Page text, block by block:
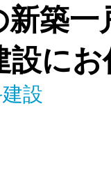
築
設に
設